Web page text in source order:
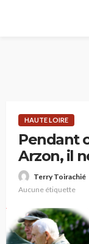
HAUTE LOIRE
Pendant
Arzon, il
Terry Toirachié
Aucune étiquette